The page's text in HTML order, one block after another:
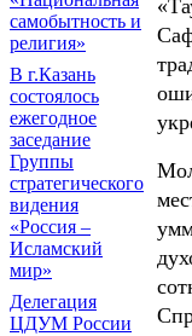
самобытность и
религия»
В г.Казань
состоялось
ежегодное
заседание
Группы
стратегического
видения
«Россия –
Исламский
мир»
Делегация
ЦДУМ России